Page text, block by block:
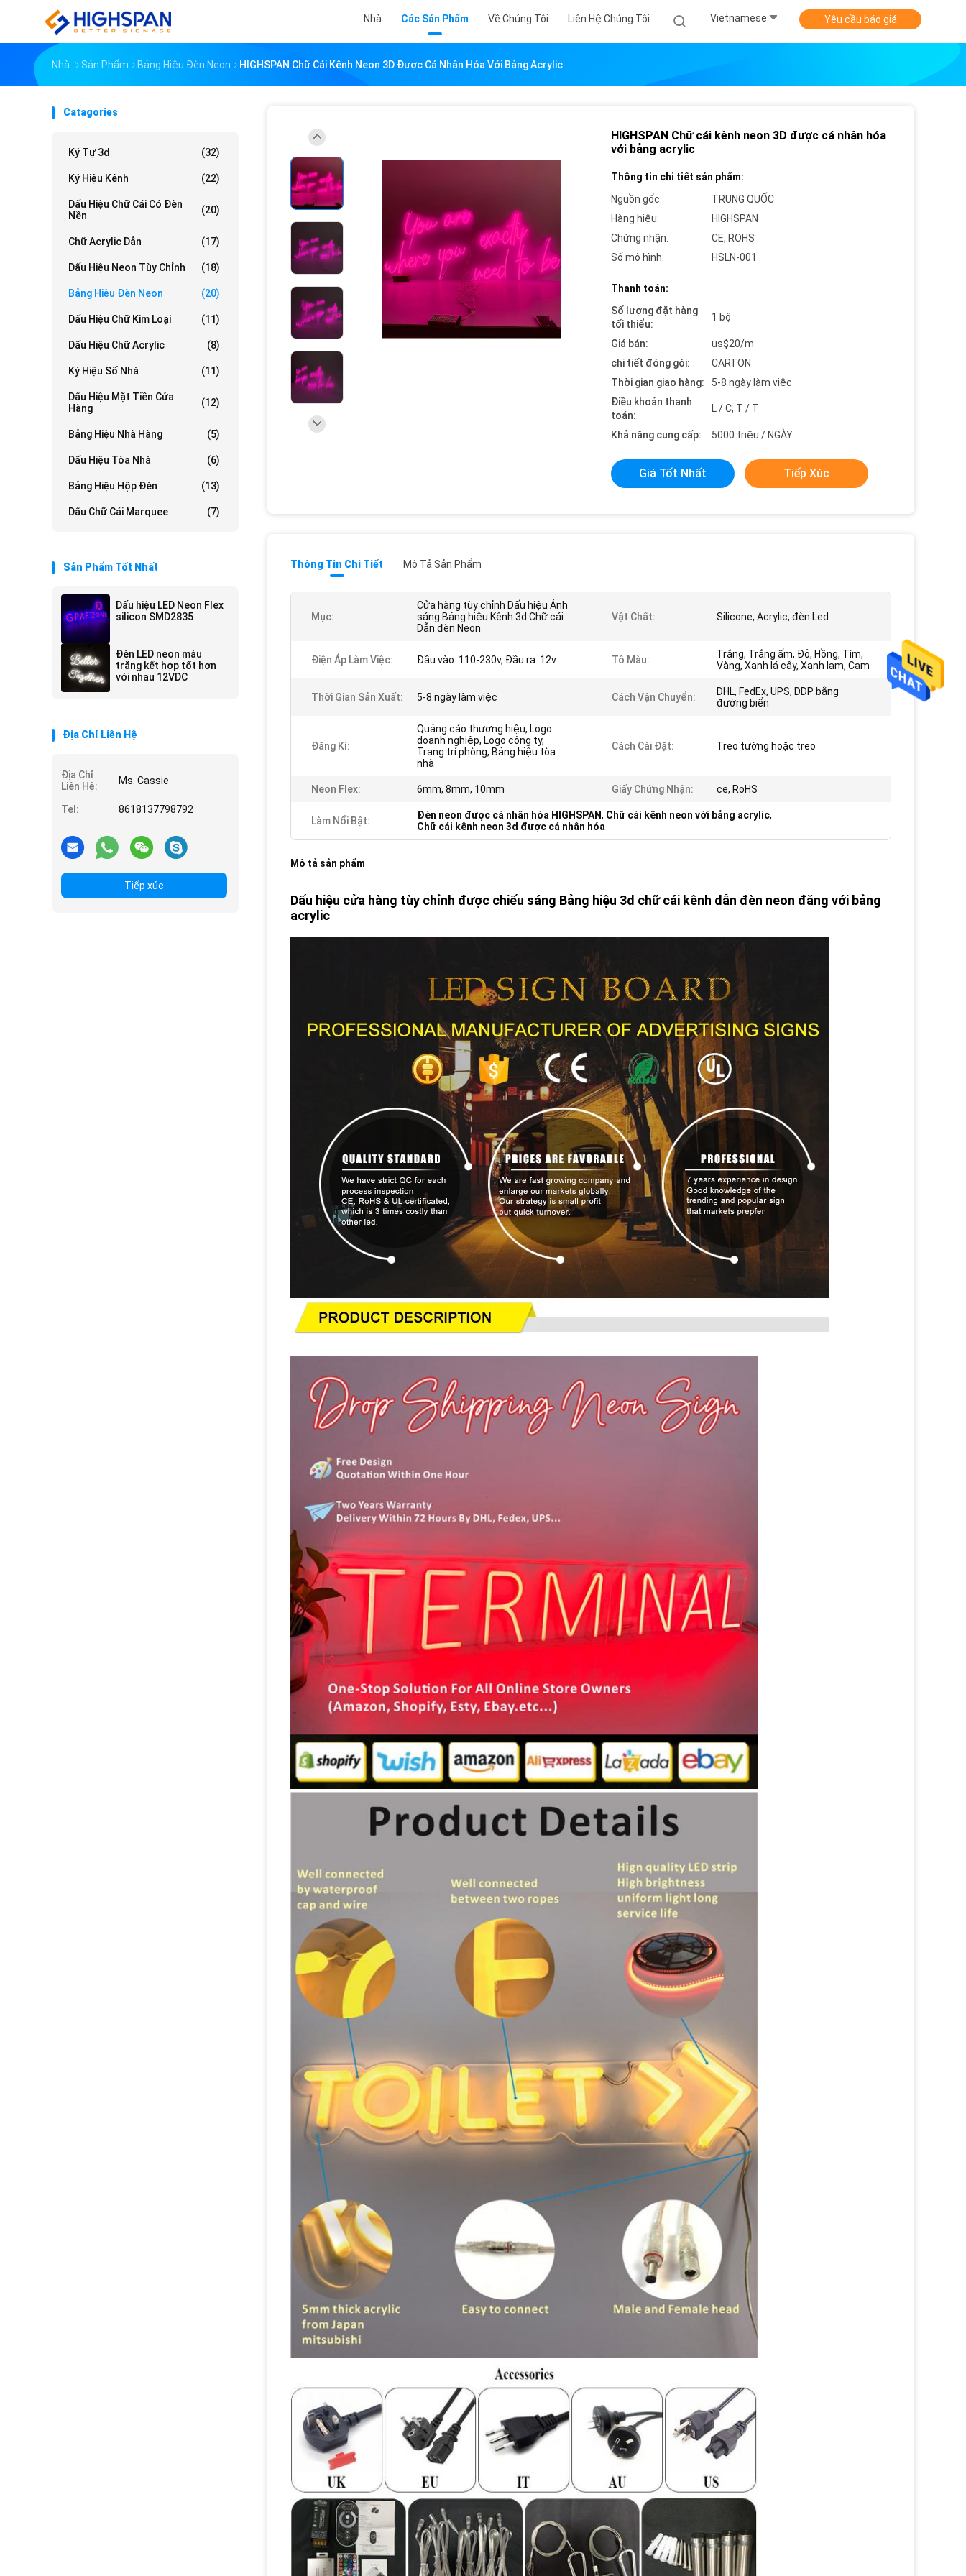
Nhà Các Sản Phẩm Về Chúng Tôi Liên Hệ Chúng Tôi Vietnamese Yêu cầu báo giá
Nhà Sản Phẩm Bảng Hiệu Đèn Neon HIGHSPAN Chữ Cái Kênh Neon 3D Được Cá Nhân Hóa Với Bảng Acrylic
Catagories
Ký Tự 3d (32)
Ký Hiệu Kênh (22)
Dấu Hiệu Chữ Cái Có Đèn
Nền
(20)
Chữ Acrylic Dẫn (17)
Dấu Hiệu Neon Tùy Chỉnh (18)
Bảng Hiệu Đèn Neon (20)
Dấu Hiệu Chữ Kim Loại (11)
Dấu Hiệu Chữ Acrylic (8)
Ký Hiệu Số Nhà (11)
Dấu Hiệu Mặt Tiền Cửa
Hàng
(12)
Bảng Hiệu Nhà Hàng (5)
Dấu Hiệu Tòa Nhà (6)
Bảng Hiệu Hộp Đèn (13)
Dấu Chữ Cái Marquee (7)
Sản Phẩm Tốt Nhất
Dấu hiệu LED Neon Flex
silicon SMD2835
Đèn LED neon màu
trắng kết hợp tốt hơn
với nhau 12VDC
Địa Chỉ Liên Hệ
Địa Chỉ
Liên Hệ:
Ms. Cassie
Tel: 8618137798792
Tiếp xúc
HIGHSPAN Chữ cái kênh neon 3D được cá nhân hóa
với bảng acrylic
Thông tin chi tiết sản phẩm:
Nguồn gốc:
TRUNG QUỐC
Hàng hiệu:
HIGHSPAN
Chứng nhận:
CE, ROHS
Số mô hình:
HSLN-001
Thanh toán:
Số lượng đặt hàng
tối thiểu:
1 bộ
Giá bán:
us$20/m
chi tiết đóng gói:
CARTON
Thời gian giao hàng:
5-8 ngày làm việc
Điều khoản thanh
toán:
L / C, T / T
Khả năng cung cấp: 5000 triệu / NGÀY
Giá Tốt Nhất Tiếp Xúc
Thông Tin Chi Tiết Mô Tả Sản Phẩm
Mục:
Cửa hàng tùy chỉnh Dấu hiệu Ánh
sáng Bảng hiệu Kênh 3d Chữ cái
Dẫn đèn Neon
Vật Chất: Silicone, Acrylic, đèn Led
Điện Áp Làm Việc: Đầu vào: 110-230v, Đầu ra: 12v Tô Màu:
Trắng, Trắng ấm, Đỏ, Hồng, Tím,
Vàng, Xanh lá cây, Xanh lam, Cam
Thời Gian Sản Xuất: 5-8 ngày làm việc Cách Vận Chuyển:
DHL, FedEx, UPS, DDP bằng
đường biển
Đăng Kí:
Quảng cáo thương hiệu, Logo
doanh nghiệp, Logo công ty,
Trang trí phòng, Bảng hiệu tòa
nhà
Cách Cài Đặt: Treo tường hoặc treo
Neon Flex: 6mm, 8mm, 10mm Giấy Chứng Nhận: ce, RoHS
Làm Nổi Bật: Đèn neon được cá nhân hóa HIGHSPAN, Chữ cái kênh neon với bảng acrylic,
Chữ cái kênh neon 3d được cá nhân hóa
Mô tả sản phẩm
Dấu hiệu cửa hàng tùy chỉnh được chiếu sáng Bảng hiệu 3d chữ cái kênh dẫn đèn neon đăng với bảng
acrylic